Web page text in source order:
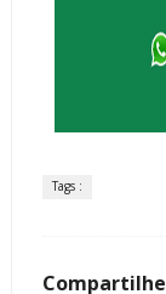
Tags :
Compartilhe